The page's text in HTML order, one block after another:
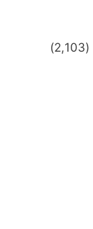
(2,103)